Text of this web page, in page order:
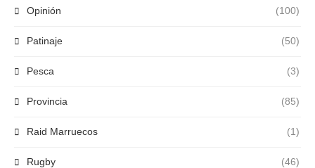
Opinión (100)
Patinaje (50)
Pesca (3)
Provincia (85)
Raid Marruecos (1)
Rugby (46)